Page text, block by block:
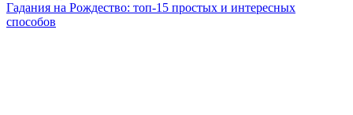
Гадания на Рождество: топ-15 простых и интересных
способов